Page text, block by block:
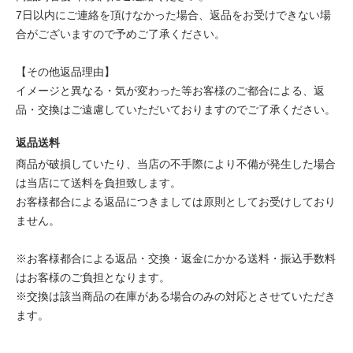
7日以内にご連絡を頂けなかった場合、返品をお受けできない場
合がございますので予めご了承ください。
【その他返品理由】
イメージと異なる・気が変わった等お客様のご都合による、返
品・交換はご遠慮していただいておりますのでご了承ください。
返品送料
商品が破損していたり、当店の不手際により不備が発生した場合
は当店にて送料を負担致します。
お客様都合による返品につきましては原則としてお受けしており
ません。
※お客様都合による返品・交換・返金にかかる送料・振込手数料
はお客様のご負担となります。
※交換は該当商品の在庫がある場合のみの対応とさせていただき
ます。